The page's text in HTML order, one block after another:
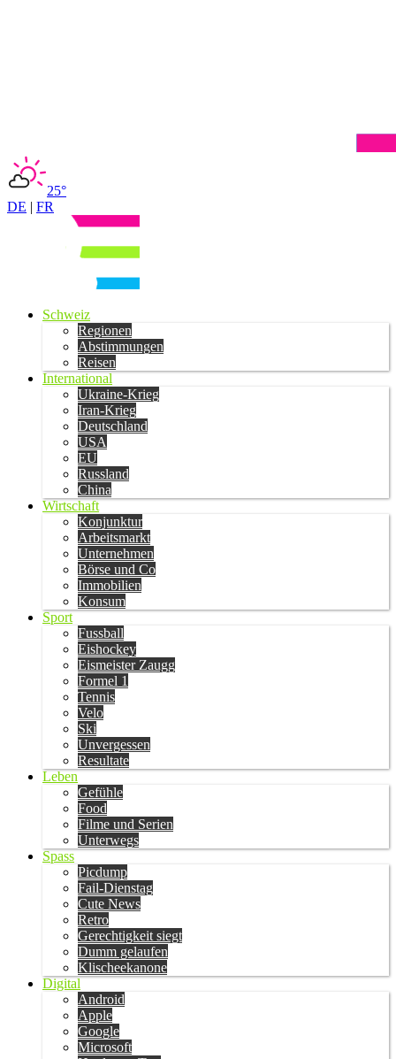
25°
DE | FR
Schweiz
Regionen
Abstimmungen
Reisen
International
Ukraine-Krieg
Iran-Krieg
Deutschland
USA
EU
Russland
China
Wirtschaft
Konjunktur
Arbeitsmarkt
Unternehmen
Börse und Co
Immobilien
Konsum
Sport
Fussball
Eishockey
Eismeister Zaugg
Formel 1
Tennis
Velo
Ski
Unvergessen
Resultate
Leben
Gefühle
Food
Filme und Serien
Unterwegs
Spass
Picdump
Fail-Dienstag
Cute News
Retro
Gerechtigkeit siegt
Dumm gelaufen
Klischeekanone
Digital
Android
Apple
Google
Microsoft